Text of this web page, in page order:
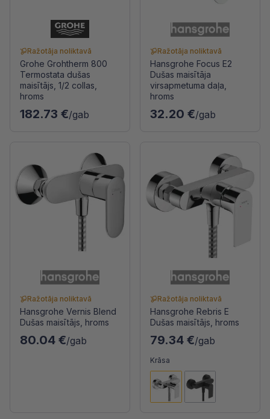
Ražotāja noliktavā
Grohe Grohtherm 800
Termostata dušas
maisītājs, 1/2 collas,
hroms
182.73 €/gab
Ražotāja noliktavā
Hansgrohe Focus E2
Dušas maisītāja
virsapmetuma daļa,
hroms
32.20 €/gab
Ražotāja noliktavā
Hansgrohe Vernis Blend
Dušas maisītājs, hroms
80.04 €/gab
Ražotāja noliktavā
Hansgrohe Rebris E
Dušas maisītājs, hroms
79.34 €/gab
Krāsa